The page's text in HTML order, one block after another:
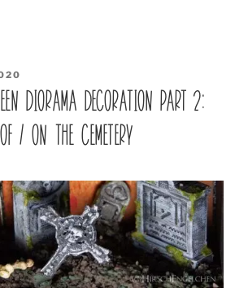
DIORAMA DECORATION PART 2:
/ ON THE CEMETERY